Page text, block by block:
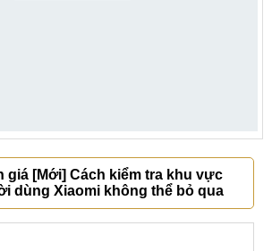
giá [Mới] Cách kiểm tra khu vực
dùng Xiaomi không thể bỏ qua